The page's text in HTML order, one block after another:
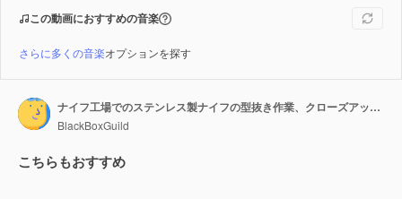
この動画におすすめの音楽
さらに多くの音楽オプションを探す
ナイフ工場でのステンレス製ナイフの型抜き作業、クローズアップ。
BlackBoxGuild
こちらもおすすめ